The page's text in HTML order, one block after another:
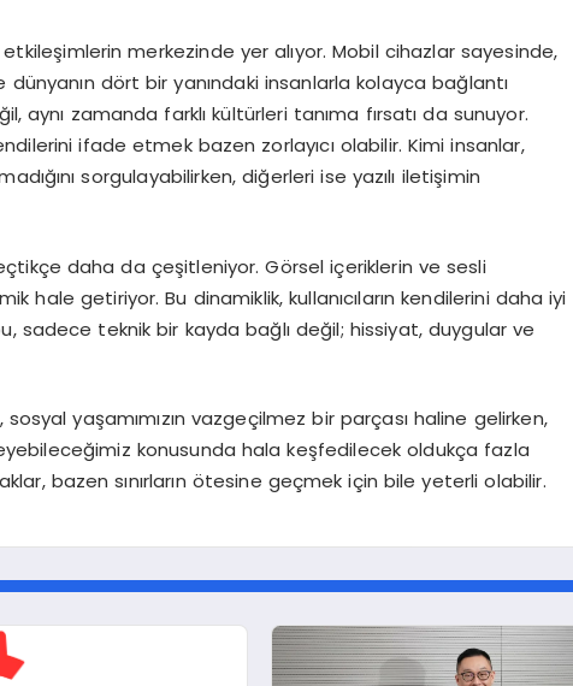
merkezinde yer alıyor. Mobil cihazlar sayesinde,
dünyanın dört bir yanındaki insanlarla kolayca bağlantı
aynı zamanda farklı kültürleri tanıma fırsatı da sunuyor.
ifade etmek bazen zorlayıcı olabilir. Kimi insanlar,
sorgulayabilirken, diğerleri ise yazılı iletişimin
daha da çeşitleniyor. Görsel içeriklerin ve sesli
hale getiriyor. Bu dinamiklik, kullanıcıların kendilerini daha iyi
sadece teknik bir kayda bağlı değil; hissiyat, duygular ve
, sosyal yaşamımızın vazgeçilmez bir parçası haline gelirken,
konusunda hala keşfedilecek oldukça fazla
bazen sınırların ötesine geçmek için bile yeterli olabilir.